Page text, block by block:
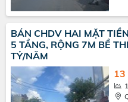
BÁN CHDV HAI MẶT
5 TẦNG, RỘNG 7M BỀ
TỶ/NĂM
13